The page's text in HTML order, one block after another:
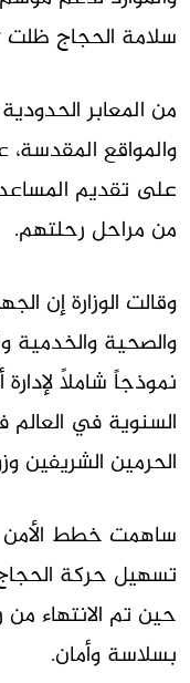
سلامة الحجاج
من المعابر
والمواقع المقدسة،
على تقديم
من مراحل رحلتهم.
وقالت الوزارة إن
والصحية والخدمية
نموذجاً شاملاً
السنوية في العالم
الحرمين الشريفين
ساهمت خطط الأمن
تسهيل حركة
حين تم الانتهاء
بسلاسة وأمان.